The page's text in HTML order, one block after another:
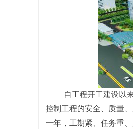
自工程开工建设以
控制工程的安全、质量
一年，工期紧、任务重